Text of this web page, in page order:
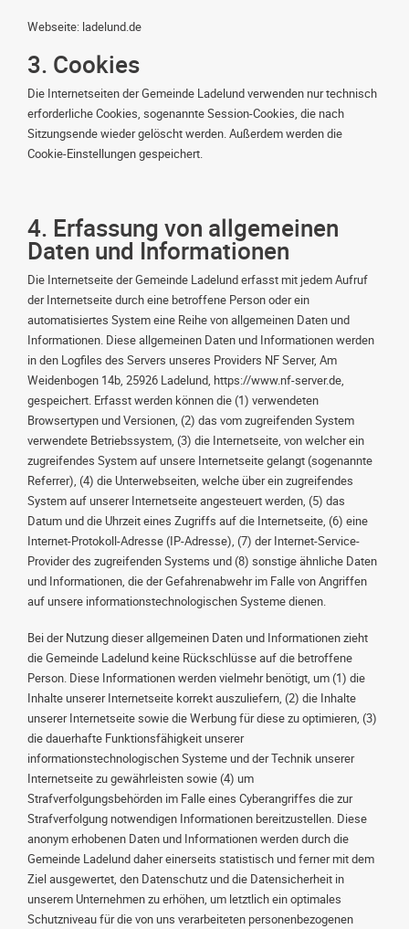
Webseite: ladelund.de
3. Cookies
Die Internetseiten der Gemeinde Ladelund verwenden nur technisch
erforderliche Cookies, sogenannte Session-Cookies, die nach
Sitzungsende wieder gelöscht werden. Außerdem werden die
Cookie-Einstellungen gespeichert.
4. Erfassung von allgemeinen
Daten und Informationen
Die Internetseite der Gemeinde Ladelund erfasst mit jedem Aufruf
der Internetseite durch eine betroffene Person oder ein
automatisiertes System eine Reihe von allgemeinen Daten und
Informationen. Diese allgemeinen Daten und Informationen werden
in den Logfiles des Servers unseres Providers NF Server, Am
Weidenbogen 14b, 25926 Ladelund, https://www.nf-server.de,
gespeichert. Erfasst werden können die (1) verwendeten
Browsertypen und Versionen, (2) das vom zugreifenden System
verwendete Betriebssystem, (3) die Internetseite, von welcher ein
zugreifendes System auf unsere Internetseite gelangt (sogenannte
Referrer), (4) die Unterwebseiten, welche über ein zugreifendes
System auf unserer Internetseite angesteuert werden, (5) das
Datum und die Uhrzeit eines Zugriffs auf die Internetseite, (6) eine
Internet-Protokoll-Adresse (IP-Adresse), (7) der Internet-Service-
Provider des zugreifenden Systems und (8) sonstige ähnliche Daten
und Informationen, die der Gefahrenabwehr im Falle von Angriffen
auf unsere informationstechnologischen Systeme dienen.
Bei der Nutzung dieser allgemeinen Daten und Informationen zieht
die Gemeinde Ladelund keine Rückschlüsse auf die betroffene
Person. Diese Informationen werden vielmehr benötigt, um (1) die
Inhalte unserer Internetseite korrekt auszuliefern, (2) die Inhalte
unserer Internetseite sowie die Werbung für diese zu optimieren, (3)
die dauerhafte Funktionsfähigkeit unserer
informationstechnologischen Systeme und der Technik unserer
Internetseite zu gewährleisten sowie (4) um
Strafverfolgungsbehörden im Falle eines Cyberangriffes die zur
Strafverfolgung notwendigen Informationen bereitzustellen. Diese
anonym erhobenen Daten und Informationen werden durch die
Gemeinde Ladelund daher einerseits statistisch und ferner mit dem
Ziel ausgewertet, den Datenschutz und die Datensicherheit in
unserem Unternehmen zu erhöhen, um letztlich ein optimales
Schutzniveau für die von uns verarbeiteten personenbezogenen